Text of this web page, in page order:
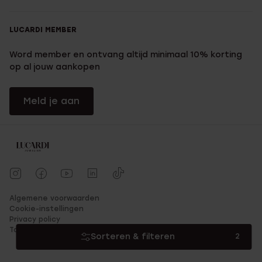
Sorteren & filteren 2
is het nu de hoogste tijd om je bestelling af te ronden. Bij
Lucardi is dat lekker eenvoudig.
LUCARDI MEMBER
Word member en ontvang altijd minimaal 10% korting
op al jouw aankopen
Meld je aan
Algemene voorwaarden
Cookie-instellingen
Privacy policy
Toegankelijkheid